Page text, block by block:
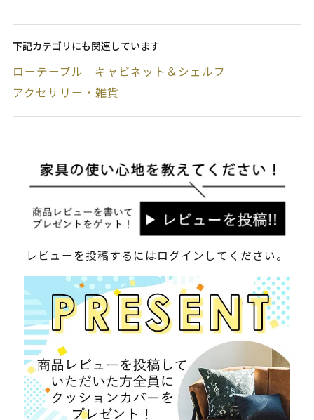
下記カテゴリにも関連しています
ローテーブル
キャビネット＆シェルフ
アクセサリー・雑貨
レビューを投稿するにはログイン してください。